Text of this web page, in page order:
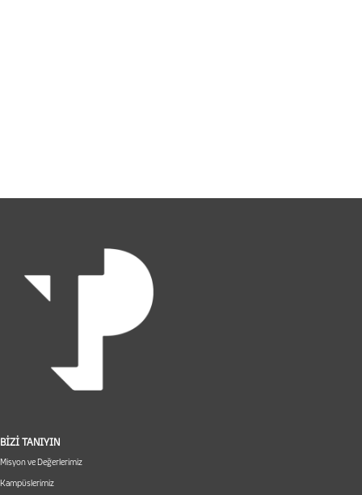
BİZİ TANIYIN
Misyon ve Değerlerimiz
Kampüslerimiz